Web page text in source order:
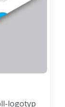
logotyp